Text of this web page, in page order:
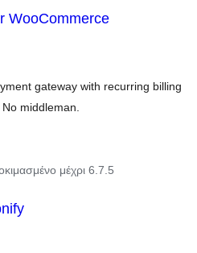
WooCommerce
gateway with recurring billing
middleman.
μέχρι 6.7.5